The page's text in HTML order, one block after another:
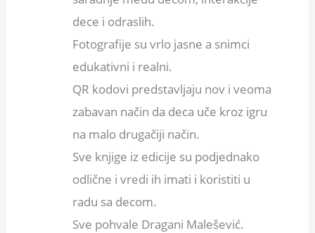
dece i odraslih.
Fotografije su vrlo jasne a snimci
edukativni i realni.
QR kodovi predstavljaju nov i veoma
zabavan način da deca uče kroz igru
na malo drugačiji način.
Sve knjige iz edicije su podjednako
odlične i vredi ih imati i koristiti u
radu sa decom.
Sve pohvale Dragani Malešević.